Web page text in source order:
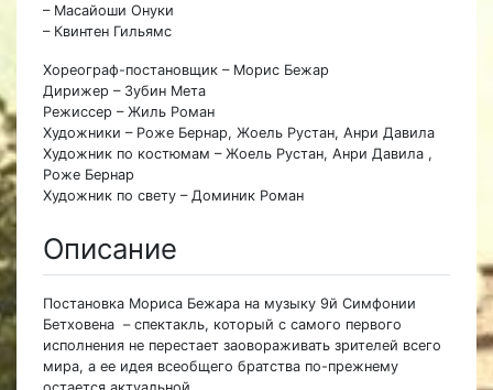
– Масайоши Онуки
– Квинтен Гильямс
Хореограф-постановщик – Морис Бежар
Дирижер – Зубин Мета
Режиссер – Жиль Роман
Художники – Роже Бернар, Жоель Рустан, Анри Давила
Художник по костюмам – Жоель Рустан, Анри Давила ,
Роже Бернар
Художник по свету – Доминик Роман
Описание
Постановка Мориса Бежара на музыку 9й Симфонии
Бетховена – спектакль, который с самого первого
исполнения не перестает заовораживать зрителей всего
мира, а ее идея всеобщего братства по-прежнему